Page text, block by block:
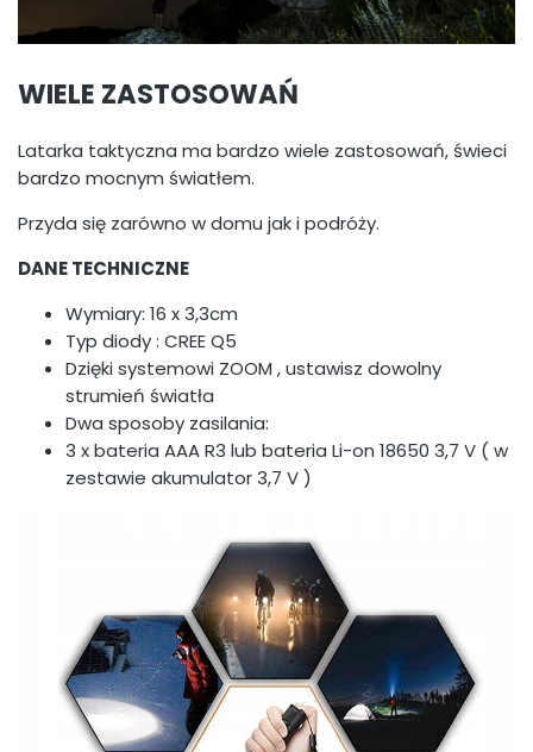
WIELE ZASTOSOWAŃ
Latarka taktyczna ma bardzo wiele zastosowań, świeci
bardzo mocnym światłem.
Przyda się zarówno w domu jak i podróży.
DANE TECHNICZNE
Wymiary: 16 x 3,3cm
Typ diody : CREE Q5
Dzięki systemowi ZOOM , ustawisz dowolny
strumień światła
Dwa sposoby zasilania:
3 x bateria AAA R3 lub bateria Li-on 18650 3,7 V ( w
zestawie akumulator 3,7 V )